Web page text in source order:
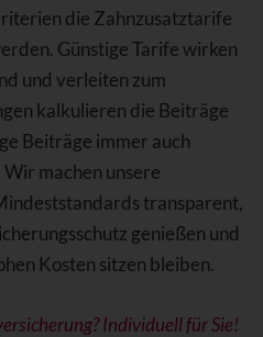
die Zahnzusatztarife
Günstige Tarife wirken
und verleiten zum
kalkulieren die Beiträge
Beiträge immer auch
machen unsere
transparent,
genießen und
Kosten sitzen bleiben.
Individuell für Sie!